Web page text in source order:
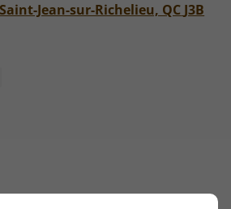
Saint-Jean-sur-Richelieu, QC J3B